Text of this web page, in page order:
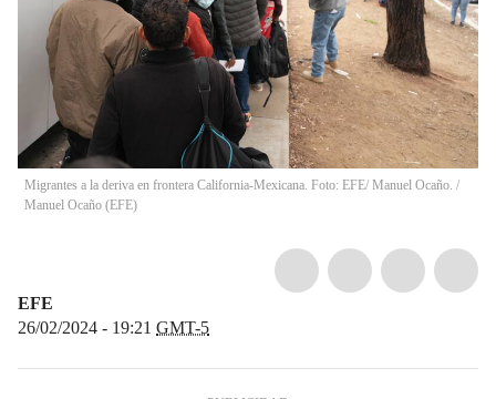
Migrantes a la deriva en frontera California-Mexicana. Foto: EFE/ Manuel Ocaño. /
Manuel Ocaño (EFE)
EFE
26/02/2024 - 19:21 GMT-5